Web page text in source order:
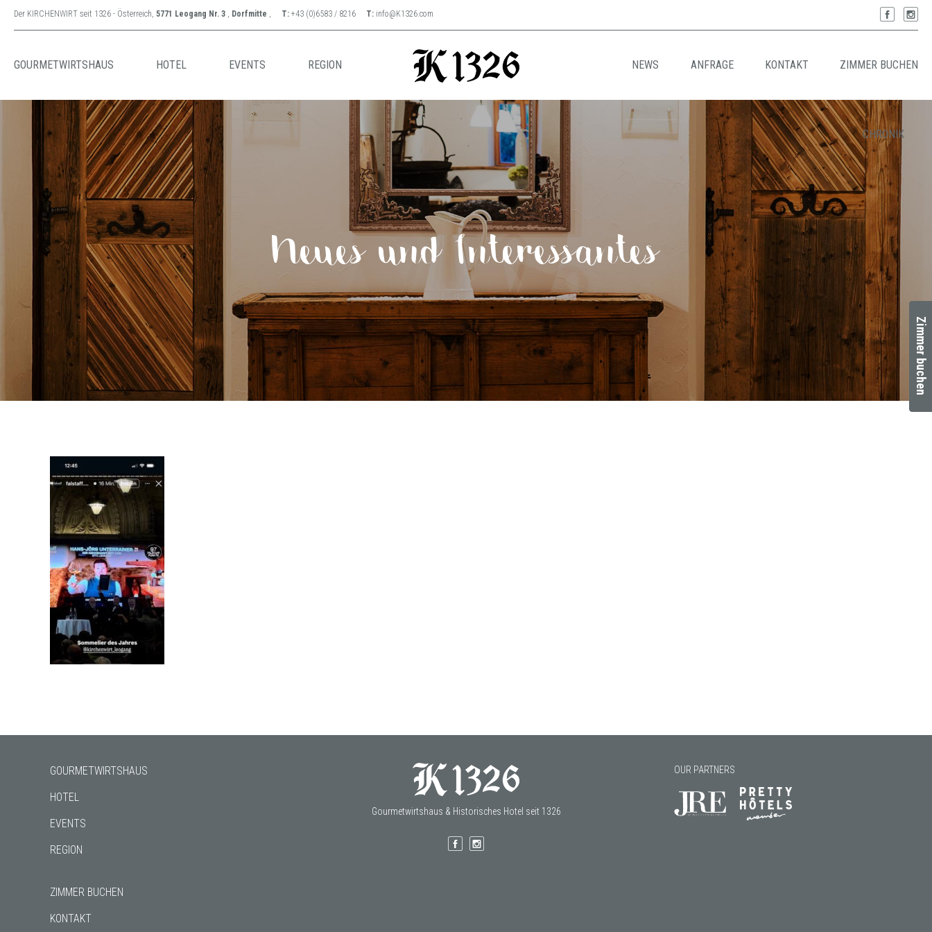
Der KIRCHENWIRT seit 1326 - Österreich, 5771 Leogang Nr. 3 , Dorfmitte , T: +43 (0)6583 / 8216 T: info@K1326.com
GOURMETWIRTSHAUS HOTEL EVENTS REGION ZIMMER BUCHEN
KONTAKT
ANFRAGE
NEWS
CHRONIK
Neues und Interessantes
GOURMETWIRTSHAUS
HOTEL
EVENTS
REGION
ZIMMER BUCHEN
KONTAKT
Gourmetwirtshaus & Historisches Hotel seit 1326
OUR PARTNERS
Zimmer buchen